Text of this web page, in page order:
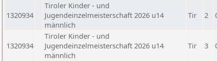
1320934
Tiroler Kinder - und
Jugendeinzelmeisterschaft 2026 u14
männlich
Tir 2
1320934
Tiroler Kinder - und
Jugendeinzelmeisterschaft 2026 u14
männlich
Tir 3